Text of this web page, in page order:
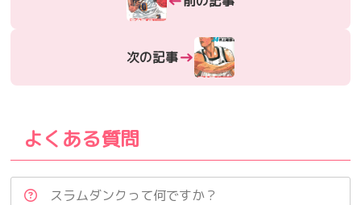
次の記事→
よくある質問
スラムダンクって何ですか？